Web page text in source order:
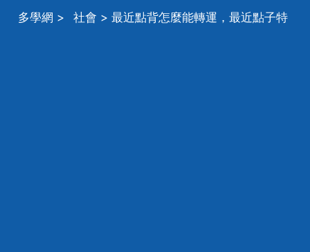
多學網 > 社會 > 最近點背怎麼能轉運，最近點子特